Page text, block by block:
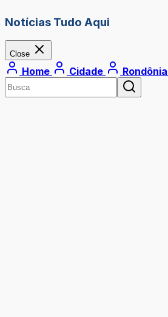
Notícias Tudo Aqui
Close
Home Cidade Rondônia